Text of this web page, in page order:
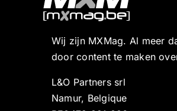
Wij zijn MXMag. Al meer
door content te maken
L&O Partners srl
Namur, Belgique